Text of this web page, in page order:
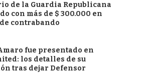
de la Guardia Republicana
con más de $ 300.000 en
contrabando
fue presentado en
los detalles de su
tras dejar Defensor